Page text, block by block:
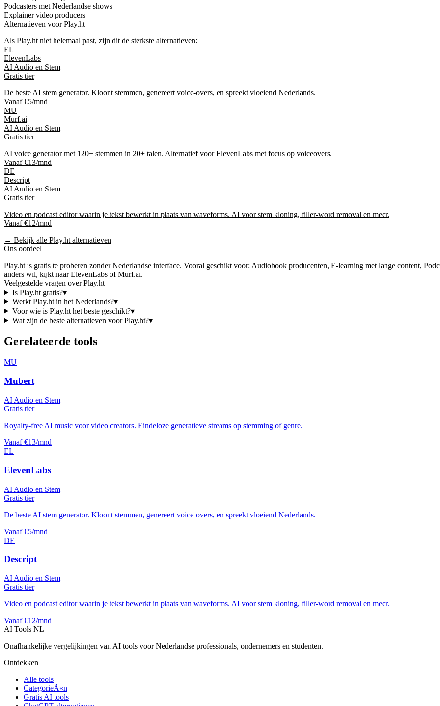
Podcasters met Nederlandse shows
Explainer video producers
Alternatieven voorPlay.ht
Als Play.ht niet helemaal past, zijn dit de sterkste alternatieven:
EL
ElevenLabs
AI Audio en Stem
Gratis tier
De beste AI stem generator. Kloont stemmen, genereert voice-overs, en spreekt vloeiend Nederlands.
Vanaf €5/mnd
MU
Murf.ai
AI Audio en Stem
Gratis tier
AI voice generator met 120+ stemmen in 20+ talen. Alternatief voor ElevenLabs met focus op voiceovers.
Vanaf €13/mnd
DE
Descript
AI Audio en Stem
Gratis tier
Video en podcast editor waarin je tekst bewerkt in plaats van waveforms. AI voor stem kloning, filler-word removal en meer.
Vanaf €12/mnd
→ Bekijk alle Play.ht alternatieven
Ons oordeel
Play.ht is gratis te proberen zonder Nederlandse interface. Vooral geschikt voor: Audiobook producenten, E-learning met lange content,
anders wil, kijkt naar ElevenLabs of Murf.ai.
Veelgestelde vragen overPlay.ht
Is Play.htgratis?▾
Werkt Play.htin het Nederlands?▾
Voor wie is Play.hthet beste geschikt?▾
Wat zijn de beste alternatieven voorPlay.ht?▾
Gerelateerde tools
MU
Mubert
AI Audio en Stem
Gratis tier
Royalty-free AI music voor video creators. Eindeloze generatieve streams op stemming of genre.
Vanaf €13/mnd
EL
ElevenLabs
AI Audio en Stem
Gratis tier
De beste AI stem generator. Kloont stemmen, genereert voice-overs, en spreekt vloeiend Nederlands.
Vanaf €5/mnd
DE
Descript
AI Audio en Stem
Gratis tier
Video en podcast editor waarin je tekst bewerkt in plaats van waveforms. AI voor stem kloning, filler-word removal en meer.
Vanaf €12/mnd
AI Tools NL
Onafhankelijke vergelijkingen van AI tools voor Nederlandse professionals, ondernemers en studenten.
Ontdekken
Alle tools
CategorieÃ«n
Gratis AI tools